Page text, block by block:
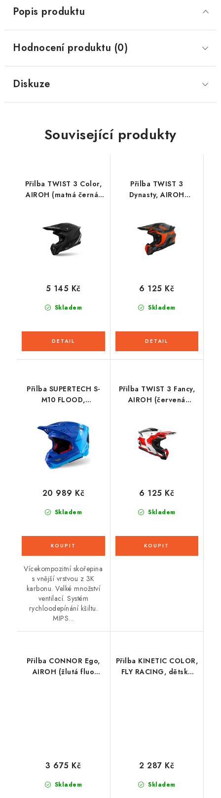
Popis produktu
Hodnocení produktu (0)
Diskuze
Související produkty
Přilba TWIST 3 Color,
AIROH (matná černá)
Skladem
5 145 Kč
Přilba TWIST 3
Dynasty, AIROH
Skladem
6 125 Kč
Přilba SUPERTECH S-
M10 FLOOD,
perleť/světle modrá/
černá/carbon/matná/lesklá)
2026
Skladem
20 989 Kč
Vícekompozitní skořepina
s vnější vrstvou z 3K
karbonu. Velké množství
ventilací. Systém
rychloodepínání kšiltu.
MIPS...
Přilba TWIST 3 Fancy,
AIROH (červená
Skladem
6 125 Kč
Přilba CONNOR Ego,
AIROH (žlutá fluo
Skladem
3 675 Kč
Přilba KINETIC COLOR,
FLY RACING, dětská
Skladem
2 287 Kč